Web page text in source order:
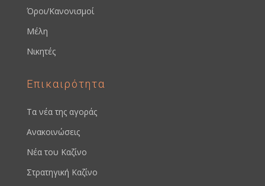
Όροι/Κανονισμοί
Μέλη
Νικητές
Επικαιρότητα
Τα νέα της αγοράς
Ανακοινώσεις
Νέα του Καζίνο
Στρατηγική Καζίνο